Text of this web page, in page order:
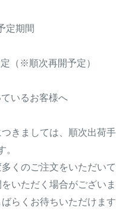
定期間
（※順次再開予定）
いるお客様へ
きましては、順次出荷
くのご注文をいただい
いただく場合がござい
らくお待ちいただけま